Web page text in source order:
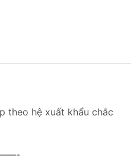
theo hệ xuất khẩu chắc